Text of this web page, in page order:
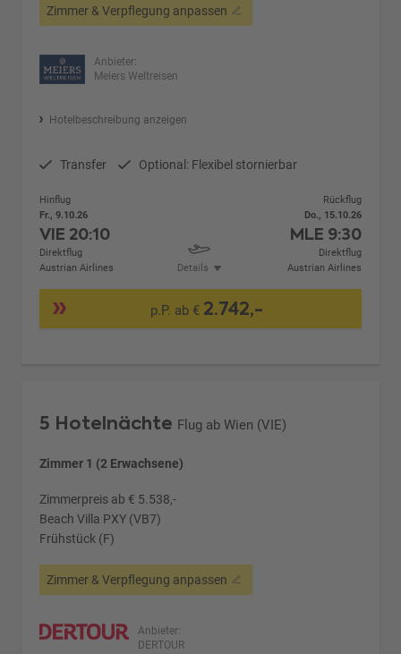
Zimmer & Verpflegung anpassen
Anbieter:
Meiers Weltreisen
Hotelbeschreibung anzeigen
Transfer Optional: Flexibel stornierbar
Hinflug
Fr., 9.10.26
VIE 20:10
Direktflug
Austrian Airlines
Details
Rückflug
Do., 15.10.26
MLE 9:30
Direktflug
Austrian Airlines
p.P. ab € 2.742,-
5 Hotelnächte Flug ab Wien (VIE)
Zimmer 1 (2 Erwachsene)
Zimmerpreis ab € 5.538,-
Beach Villa PXY (VB7)
Frühstück (F)
Zimmer & Verpflegung anpassen
Anbieter:
DERTOUR